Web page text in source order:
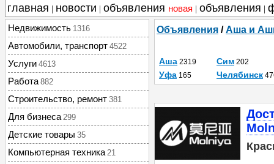
главная новости объявления новая объявления
Недвижимость 1316
Автомобили, транспорт 4522
Услуги 4613
Работа 882
Строительство, ремонт 381
Для бизнеса 299
Детские товары 35
Компьютерная техника 21
Объявления /Аша и
Аша 2319 Сим 202
Уфа 165 Челябинск